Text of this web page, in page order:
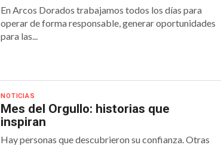
En Arcos Dorados trabajamos todos los días para
operar de forma responsable, generar oportunidades
para las...
NOTICIAS
Mes del Orgullo: historias que
inspiran
Hay personas que descubrieron su confianza. Otras